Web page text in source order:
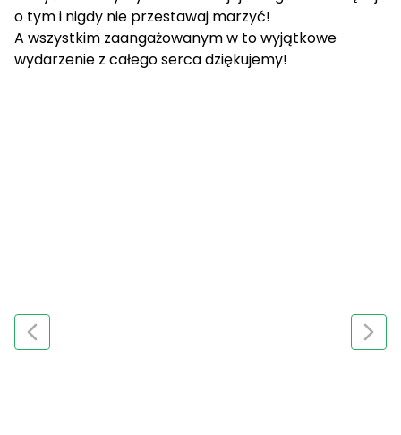
o tym i nigdy nie przestawaj marzyć!
A wszystkim zaangażowanym w to wyjątkowe
wydarzenie z całego serca dziękujemy!